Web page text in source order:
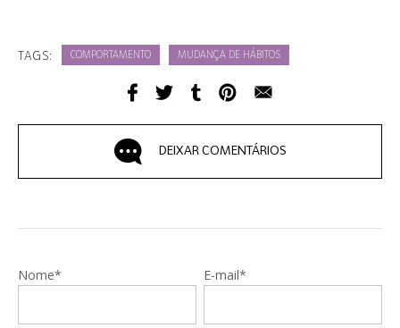
TAGS: COMPORTAMENTO MUDANÇA DE HÁBITOS
DEIXAR COMENTÁRIOS
Nome* E-mail*